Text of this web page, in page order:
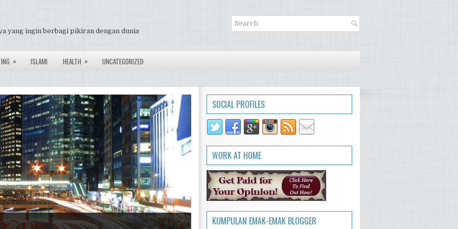
yang ingin berbagi pikiran dengan dunia
» ISLAMI HEALTH » UNCATEGORIZED
SOCIAL PROFILES
WORK AT HOME
KUMPULAN EMAK-EMAK BLOGGER